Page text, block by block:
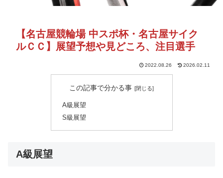
【名古屋競輪場 中スポ杯・名古屋サイク
ルＣＣ】展望予想や見どころ、注目選手
2022.08.26 2026.02.11
この記事で分かる事
A級展望
S級展望
A級展望